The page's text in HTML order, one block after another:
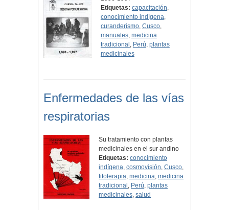
Etiquetas: capacitación,
conocimiento indígena,
curanderismo, Cusco,
manuales, medicina
tradicional , Perú, plantas
medicinales
Enfermedades de las vías
respiratorias
Su tratamiento con plantas
medicinales en el sur andino
Etiquetas: conocimiento
indígena,cosmovisión,Cusco,
fitoterapia,medicina,medicina
tradicional , Perú,plantas
medicinales,salud